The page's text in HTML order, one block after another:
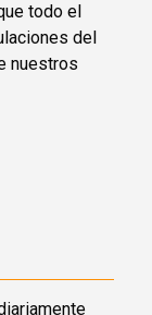
todo el
del
nuestros